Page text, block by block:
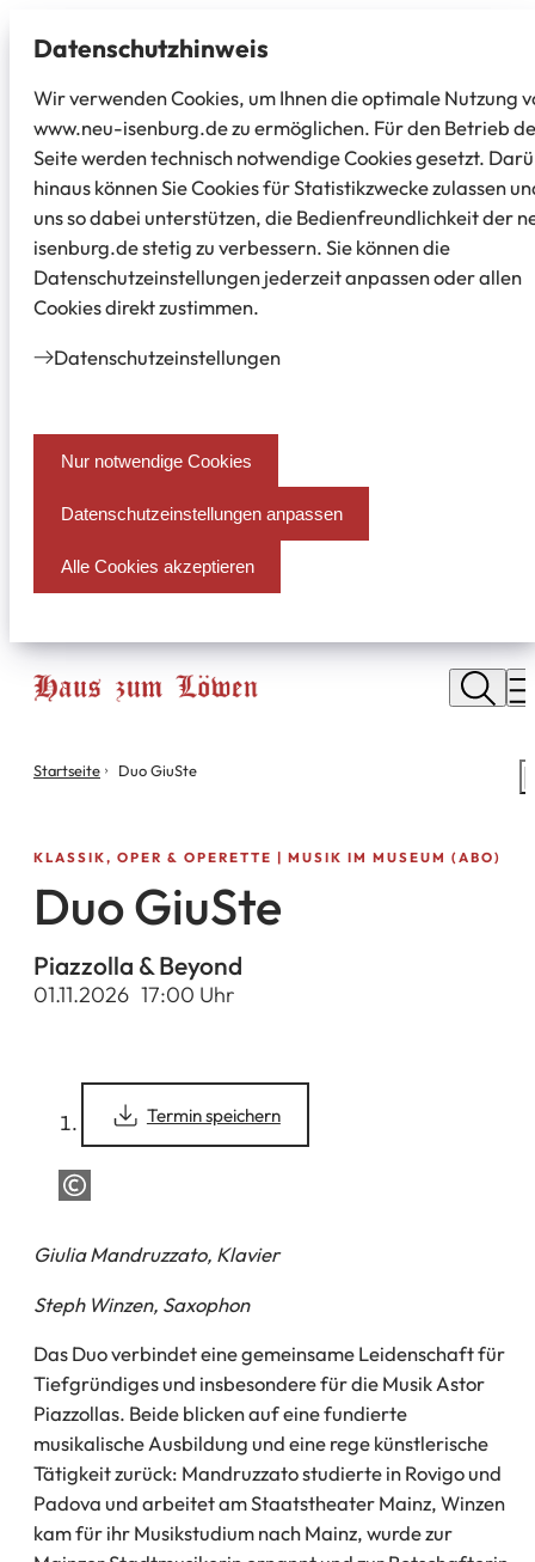
Datenschutz­hinweis
Wir verwenden Cookies, um Ihnen die optimale Nutzung
www.neu-isenburg.de zu ermöglichen. Für den Betrieb
Seite werden technisch notwendige Cookies gesetzt.
hinaus können Sie Cookies für Statistikzwecke zulassen
uns so dabei unterstützen, die Bedienfreundlichkeit der
isenburg.de stetig zu verbessern. Sie können die
Datenschutzeinstellungen jederzeit anpassen oder allen
Cookies direkt zustimmen.
Datenschutz­einstellungen
Nur notwendige Cookies
Datenschutzeinstellungen anpassen
Alle Cookies akzeptieren
Stadt
Neu
SieStartseite Duo GiuSte
KLASSIK, OPER & OPERETTE | MUSIK IM MUSEUM (ABO)
Duo GiuSte
Piazzolla & Beyond
01.11.2026 17:00 Uhr
Termin speichern
(Öffnet
neuen
Tab)
Giulia Mandruzzato, Klavier
Steph Winzen, Saxophon
Das Duo verbindet eine gemeinsame Leidenschaft für
Tiefgründiges und insbesondere für die Musik Astor
Piazzollas. Beide blicken auf eine fundierte
musikalische Ausbildung und eine rege künstlerische
Tätigkeit zurück: Mandruzzato studierte in Rovigo und
Padova und arbeitet am Staatstheater Mainz, Winzen
kam für ihr Musikstudium nach Mainz, wurde zur